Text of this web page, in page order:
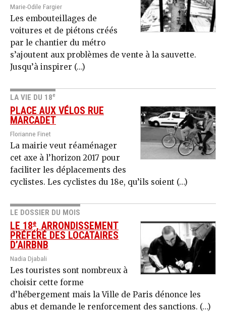
Marie-Odile Fargier
Les embouteillages de
voitures et de piétons créés
par le chantier du métro
s’ajoutent aux problèmes de vente à la sauvette.
Jusqu’à inspirer (…)
LA VIE DU 18e
PLACE AUX VÉLOS RUE
MARCADET
Florianne Finet
La mairie veut réaménager
cet axe à l’horizon 2017 pour
faciliter les déplacements des
cyclistes. Les cyclistes du 18e, qu’ils soient (…)
LE DOSSIER DU MOIS
LE 18e, ARRONDISSEMENT
PRÉFÉRÉ DES LOCATAIRES
D’AIRBNB
Nadia Djabali
Les touristes sont nombreux à
choisir cette forme
d’hébergement mais la Ville de Paris dénonce les
abus et demande le renforcement des sanctions. (…)